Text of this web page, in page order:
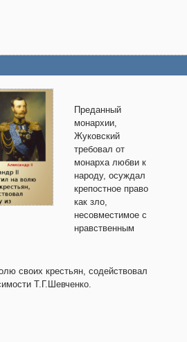
Преданный
монархии,
Жуковский
требовал от
монарха любви к
народу, осуждал
крепостное право
как зло,
несовместимое с
нравственным
своих крестьян, содействовал
Т.Г.Шевченко.